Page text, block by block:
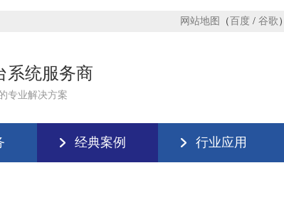
网站地图 （ 百度 / 谷歌 ）
系统服务商
专业解决方案
经典案例 行业应用